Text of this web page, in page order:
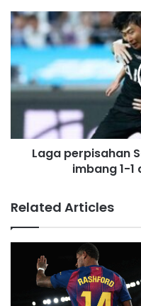
s
s
Laga perpisahan
imbang 1-
Related Articles